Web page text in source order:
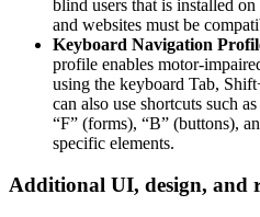
blind users that is installed
and websites must be
Keyboard Navigation
profile enables motor-
using the keyboard Tab,
can also use shortcuts such
“F” (forms), “B” (buttons),
specific elements.
Additional UI, design, and